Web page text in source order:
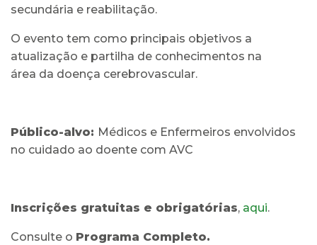
secundária e reabilitação.
O evento tem como principais objetivos a
atualização e partilha de conhecimentos na
área da doença cerebrovascular.
Público-alvo: Médicos e Enfermeiros envolvidos
no cuidado ao doente com AVC
Inscrições gratuitas e obrigatórias, aqui.
Consulte o Programa Completo.